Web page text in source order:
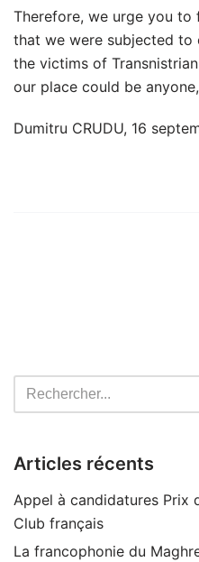
Therefore, we urge you to
that we were subjected to
the victims of
our place could be
Dumitru CRUDU, 16
Articles récents
Appel à candidatures Prix
Club français
La francophonie du